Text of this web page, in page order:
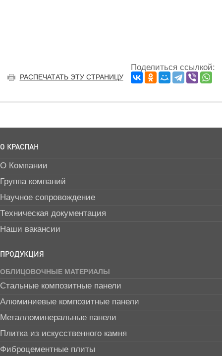
РАСПЕЧАТАТЬ ЭТУ СТРАНИЦУ
Поделиться ссылкой:
О КРАСПАН
О Компании
Группа компаний
Научное сопровождение
Техническая документация
Наши вакансии
ПРОДУКЦИЯ
ОБЛИЦОВОЧНЫЕ МАТЕРИАЛЫ
Стальные композитные панели
Алюминиевые композитные панели
Металломинеральные панели
Плитка из искусственного камня
Фиброцементные плиты